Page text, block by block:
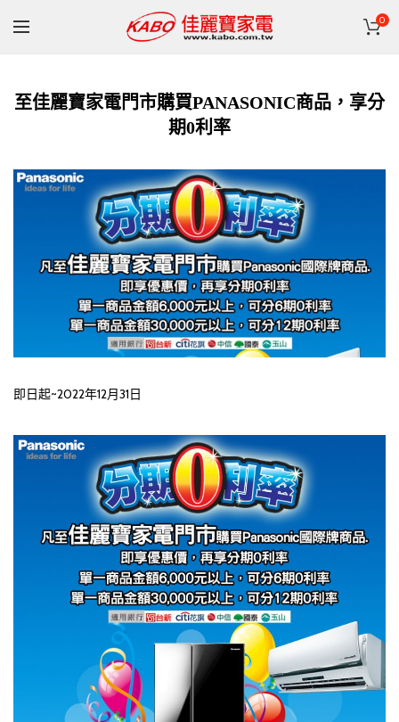
0
至佳麗寶家電門市購買PANASONIC商品，享分
期0利率
即日起~2022年12月31日